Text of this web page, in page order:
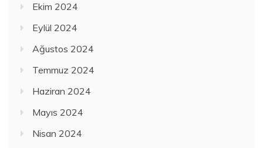
Ekim 2024
Eylül 2024
Ağustos 2024
Temmuz 2024
Haziran 2024
Mayıs 2024
Nisan 2024